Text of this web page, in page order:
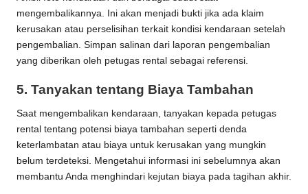
mengembalikannya. Ini akan menjadi bukti jika ada klaim
kerusakan atau perselisihan terkait kondisi kendaraan setelah
pengembalian. Simpan salinan dari laporan pengembalian
yang diberikan oleh petugas rental sebagai referensi.
5. Tanyakan tentang Biaya Tambahan
Saat mengembalikan kendaraan, tanyakan kepada petugas
rental tentang potensi biaya tambahan seperti denda
keterlambatan atau biaya untuk kerusakan yang mungkin
belum terdeteksi. Mengetahui informasi ini sebelumnya akan
membantu Anda menghindari kejutan biaya pada tagihan akhir.